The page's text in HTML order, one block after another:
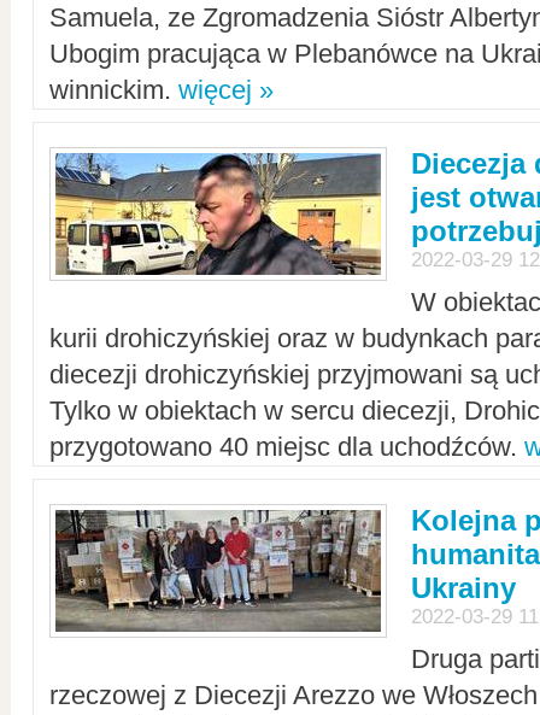
Samuela, ze Zgromadzenia Sióstr
Ubogim pracująca w Plebanówce na
winnickim. więcej »
Diecezja
jest
2022-03-29
W
kurii drohiczyńskiej oraz w budynkach
diecezji drohiczyńskiej przyjmowani są
Tylko w obiektach w sercu diecezji,
przygotowano 40 miejsc dla uchodźców.
Kolejna
Ukrainy
2022-03-29
Druga
rzeczowej z Diecezji Arezzo we